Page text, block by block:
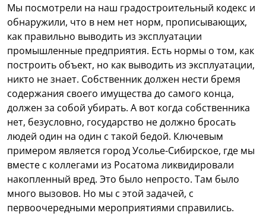
Мы посмотрели на наш градостроительный кодекс и
обнаружили, что в нем нет норм, прописывающих,
как правильно выводить из эксплуатации
промышленные предприятия. Есть нормы о том, как
построить объект, но как выводить из эксплуатации,
никто не знает. Собственник должен нести бремя
содержания своего имущества до самого конца,
должен за собой убирать. А вот когда собственника
нет, безусловно, государство не должно бросать
людей один на один с такой бедой. Ключевым
примером является город Усолье-Сибирское, где мы
вместе с коллегами из Росатома ликвидировали
накопленный вред. Это было непросто. Там было
много вызовов. Но мы с этой задачей, с
первоочередными мероприятиями справились.